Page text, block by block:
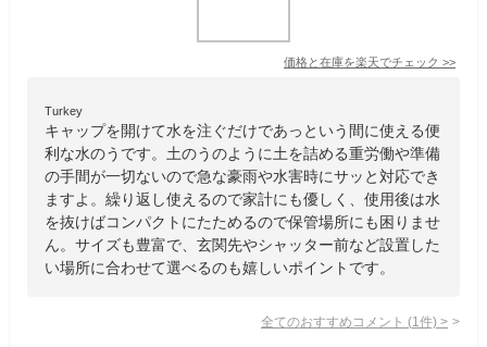
価格と在庫を楽天でチェック >>
Turkey
キャップを開けて水を注ぐだけであっという間に使える便
利な水のうです。土のうのように土を詰める重労働や準備
の手間が一切ないので急な豪雨や水害時にサッと対応でき
ますよ。繰り返し使えるので家計にも優しく、使用後は水
を抜けばコンパクトにたためるので保管場所にも困りませ
ん。サイズも豊富で、玄関先やシャッター前など設置した
い場所に合わせて選べるのも嬉しいポイントです。
全てのおすすめコメント (1 件) >